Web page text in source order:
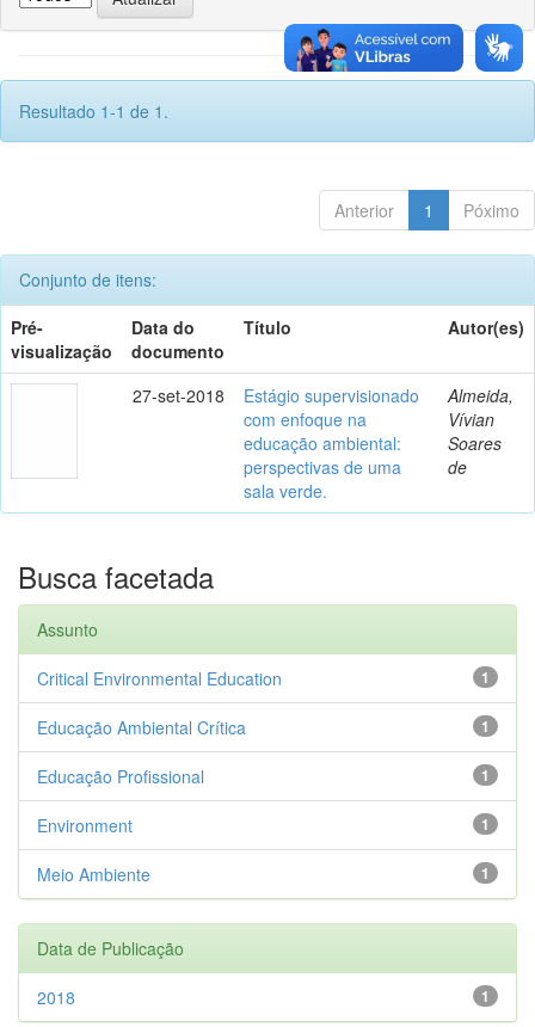
Resultado 1-1 de 1.
Anterior 1 Póximo
Conjunto de itens:
Pré-
visualização
Data do
documento
Título Autor(es)
27-set-2018
Estágio supervisionado
com enfoque na
educação ambiental:
perspectivas de uma
sala verde.
Almeida,
Vívian
Soares
de
Busca facetada
Assunto
1
Critical Environmental Education
1
Educação Ambiental Crítica
1
Educação Profissional
1
Environment
1
Meio Ambiente
Data de Publicação
1
2018